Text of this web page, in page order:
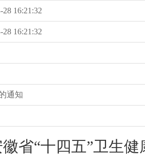
28 16:21:32
28 16:21:32
通知
省“十四五”卫生健